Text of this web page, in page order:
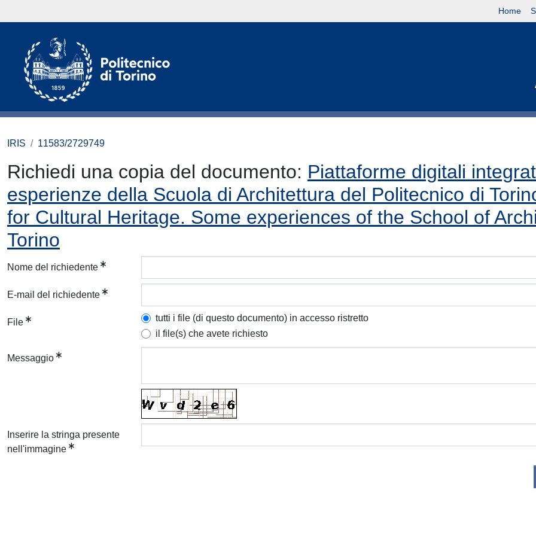
Home
IRIS 11583/2729749
Richiedi una copia del documento: Piattaforme digitali
esperienze della Scuola di Architettura del Politecnico di
for Cultural Heritage. Some experiences of the School of
Torino
Nome del richiedente
E-mail del richiedente
File
tutti i file (di questo documento) in accesso ristretto
il file(s) che avete richiesto
Messaggio
Inserire la stringa presente
nell'immagine